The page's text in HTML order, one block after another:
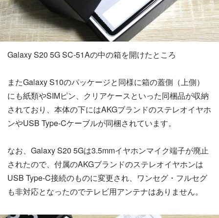
Galaxy S20 5G SC-51Aの中の箱を開けたところ
またGalaxy S10のパッケージと同様に箱の蓋側（上側）
にも紙類やSIMピン、クリアケースといった同梱品が収納
されており、本体の下にはAKGブランドのステレオイヤホ
ンやUSB Type-Cケーブルが同梱されています。
なお、Galaxy S20 5Gは3.5mmイヤホンマイク端子が廃止
されたので、付属のAKGブランドのステレオイヤホンは
USB Type-C接続のものに変更され、ワンセグ・フルセグ
も非対応となったのでテレビ用アンテナはありません。